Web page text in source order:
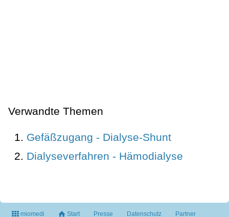
Verwandte Themen
Gefäßzugang - Dialyse-Shunt
Dialyseverfahren - Hämodialyse
miomedi Start Presse Datenschutz Partner